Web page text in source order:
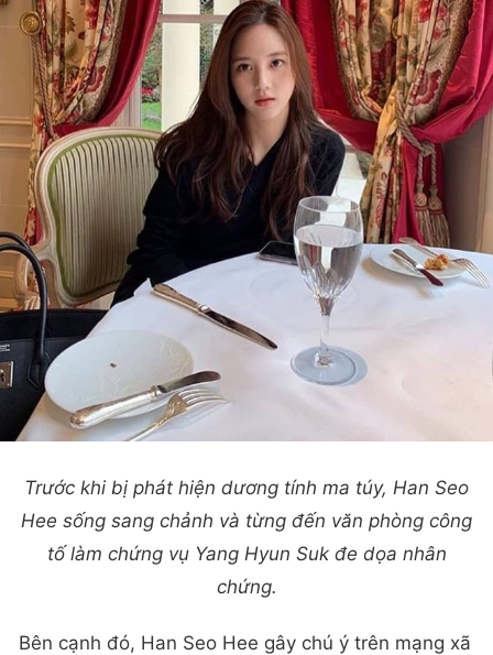
Trước khi bị phát hiện dương tính ma túy, Han Seo
Hee sống sang chảnh và từng đến văn phòng công
tố làm chứng vụ Yang Hyun Suk đe dọa nhân
chứng.
Bên cạnh đó, Han Seo Hee gây chú ý trên mạng xã